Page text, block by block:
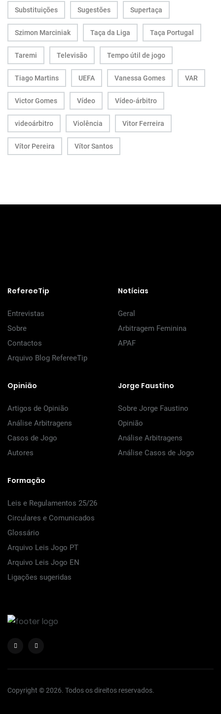
Substituições Sugestões Supertaça
Szimon Marciniak Taça da Liga Taça Portugal
Taremi Televisão Tempo útil de jogo
Tiago Martins UEFA Vanessa Gomes VAR
Victor Gomes Vídeo Vídeo-árbitro
videoárbitro Violência Vitor Ferreira
Vítor Pereira Vítor Santos
RefereeTip
Entrevistas
Sobre
Contactos
Arquivo Blog RefereeTip
Notícias
Geral
Arbitragem Feminina
APAF
Opinião
Artigos de Opinião
Análise Arbitragens
Casos de Jogo
Autores
Jorge Faustino
Sobre Jorge Faustino
Opinião
Análise Arbitragens
Análise Casos de Jogo
Formação
Leis e Regulamentos 25/26
Circulares e Comunicados
Glossário
Arquivo Leis Jogo PT
Arquivo Leis Jogo EN
Ligações sugeridas
Copyright © 2026. Todos os direitos reservados.